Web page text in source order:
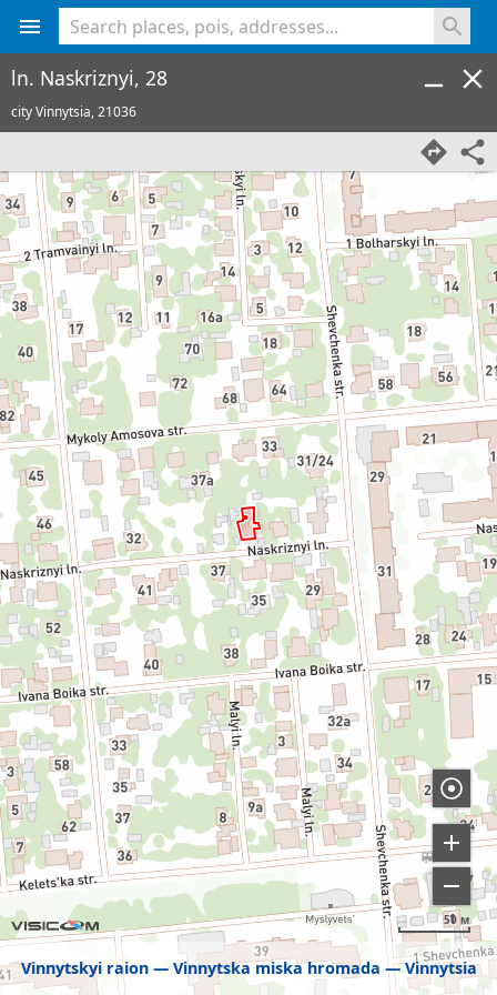
Vinnytskyi raion Vinnytska miska hromada Vinnytsia
50 м
ln. Naskriznyi, 28
city Vinnytsia,21036
<% console.log(hcard) %>